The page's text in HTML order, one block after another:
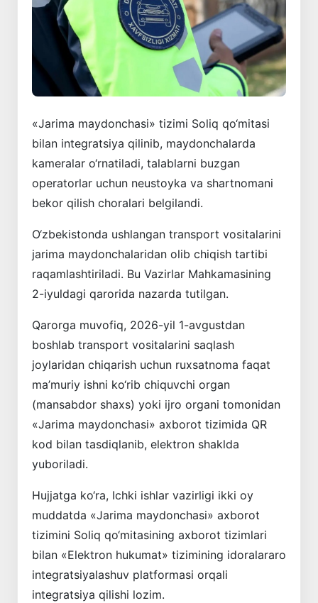
«Jarima maydonchasi» tizimi Soliq qo‘mitasi
bilan integratsiya qilinib, maydonchalarda
kameralar o‘rnatiladi, talablarni buzgan
operatorlar uchun neustoyka va shartnomani
bekor qilish choralari belgilandi.
O‘zbekistonda ushlangan transport vositalarini
jarima maydonchalaridan olib chiqish tartibi
raqamlashtiriladi. Bu Vazirlar Mahkamasining
2-iyuldagi qarorida nazarda tutilgan.
Qarorga muvofiq, 2026-yil 1-avgustdan
boshlab transport vositalarini saqlash
joylaridan chiqarish uchun ruxsatnoma faqat
ma’muriy ishni ko‘rib chiquvchi organ
(mansabdor shaxs) yoki ijro organi tomonidan
«Jarima maydonchasi» axborot tizimida QR
kod bilan tasdiqlanib, elektron shaklda
yuboriladi.
Hujjatga ko‘ra, Ichki ishlar vazirligi ikki oy
muddatda «Jarima maydonchasi» axborot
tizimini Soliq qo‘mitasining axborot tizimlari
bilan «Elektron hukumat» tizimining idoralararo
integratsiyalashuv platformasi orqali
integratsiya qilishi lozim.